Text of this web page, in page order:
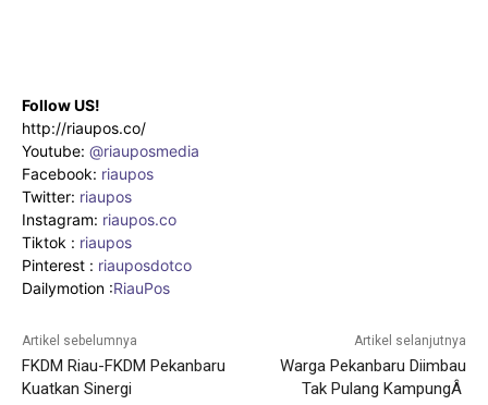
Follow US!
http://riaupos.co/
Youtube: @riauposmedia
Facebook: riaupos
Twitter: riaupos
Instagram: riaupos.co
Tiktok : riaupos
Pinterest : riauposdotco
Dailymotion :RiauPos
Artikel sebelumnya
FKDM Riau-FKDM Pekanbaru
Kuatkan Sinergi
Artikel selanjutnya
Warga Pekanbaru Diimbau
Tak Pulang KampungÂ